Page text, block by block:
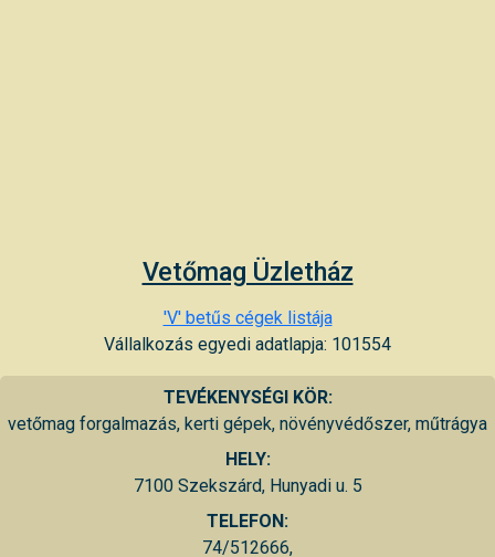
Vetőmag Üzletház
'V' betűs cégek listája
Vállalkozás egyedi adatlapja: 101554
TEVÉKENYSÉGI KÖR:
vetőmag forgalmazás, kerti gépek, növényvédőszer, műtrágya
HELY:
7100 Szekszárd, Hunyadi u. 5
TELEFON:
74/512666,